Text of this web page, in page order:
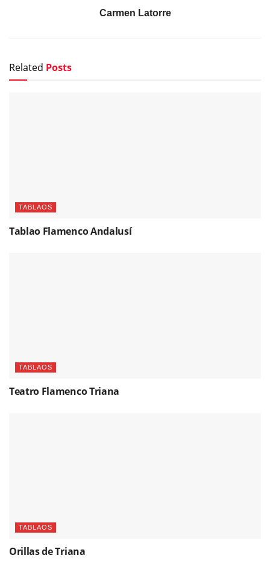
Carmen Latorre
Related Posts
TABLAOS
Tablao Flamenco Andalusí
TABLAOS
Teatro Flamenco Triana
TABLAOS
Orillas de Triana